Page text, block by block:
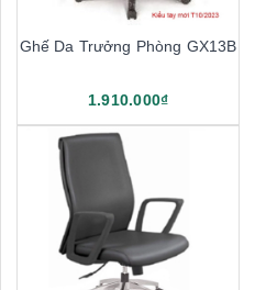
Ghế Da Trưởng Phòng GX13B
1.910.000₫